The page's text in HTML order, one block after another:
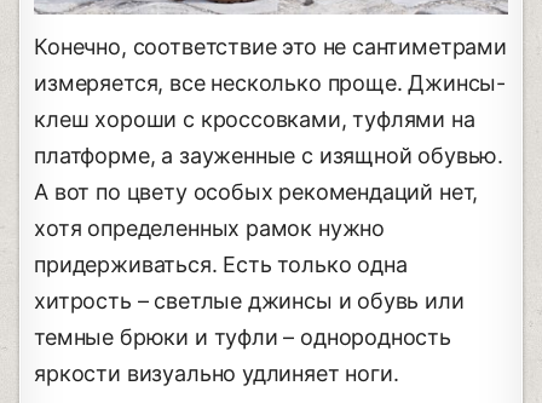
Конечно, соответствие это не сантиметрами
измеряется, все несколько проще. Джинсы-
клеш хороши с кроссовками, туфлями на
платформе, а зауженные с изящной обувью.
А вот по цвету особых рекомендаций нет,
хотя определенных рамок нужно
придерживаться. Есть только одна
хитрость – светлые джинсы и обувь или
темные брюки и туфли – однородность
яркости визуально удлиняет ноги.